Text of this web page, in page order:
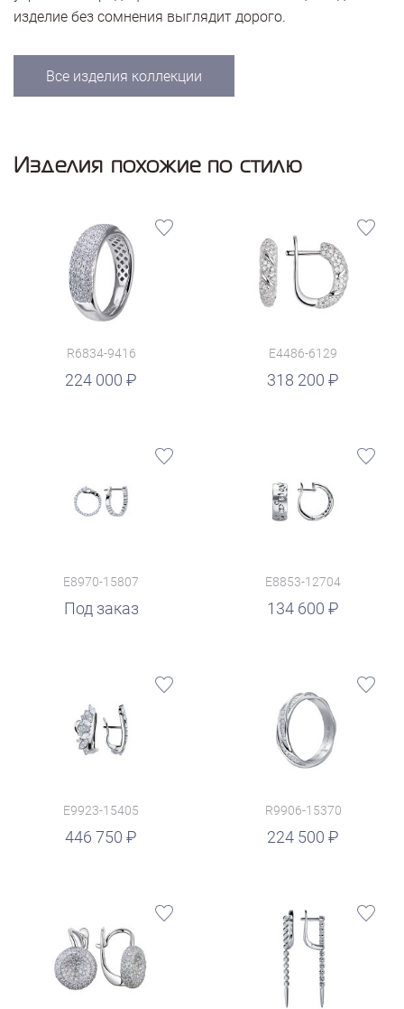
изделие без сомнения выглядит дорого.
Все изделия коллекции
Изделия похожие по стилю
R6834-9416
224 000
E4486-6129
318 200
руб.
E8970-15807
Под заказ
E8853-12704
134 600
руб.
E9923-15405
446 750
R9906-15370
224 500
руб.